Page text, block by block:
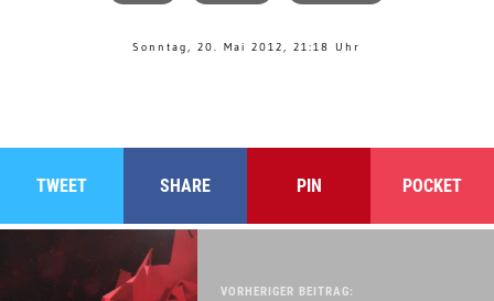
Sonntag, 20. Mai 2012, 21:18 Uhr
TWEET SHARE PIN POCKET
VORHERIGER BEITRAG: